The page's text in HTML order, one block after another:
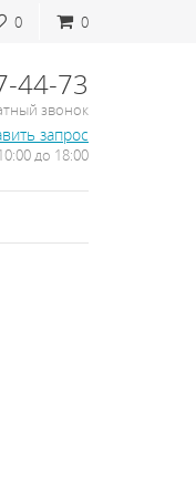
0
0
44-73
звонок
запрос
до 18:00